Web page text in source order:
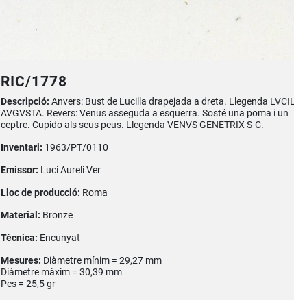
RIC/1778
Descripció: Anvers: Bust de Lucilla drapejada a dreta. Llegenda
AVGVSTA. Revers: Venus asseguda a esquerra. Sosté una poma i un
ceptre. Cupido als seus peus. Llegenda VENVS GENETRIX S-C.
Inventari: 1963/PT/0110
Emissor: Luci Aureli Ver
Lloc de producció: Roma
Material: Bronze
Tècnica: Encunyat
Mesures: Diàmetre mínim = 29,27 mm
Diàmetre màxim = 30,39 mm
Pes = 25,5 gr